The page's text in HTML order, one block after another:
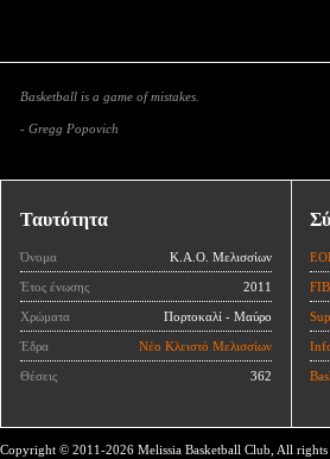
Basketball is a game of mistakes.
- Gregg Popovich
Ταυτότητα
Όνομα Κ.Α.Ο. Μελισσίων
Έτος ένωσης 2011
Χρώματα Πορτοκαλί - Μαύρο
Έδρα Νέο Κλειστό Μελισσίων
Θέσεις 362
Copyright © 2011-2026 Melissia Basketball Club, All rights